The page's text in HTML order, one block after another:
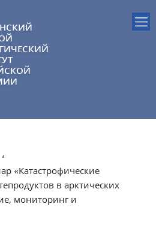
«Катастрофические
в арктических
мониторинг и